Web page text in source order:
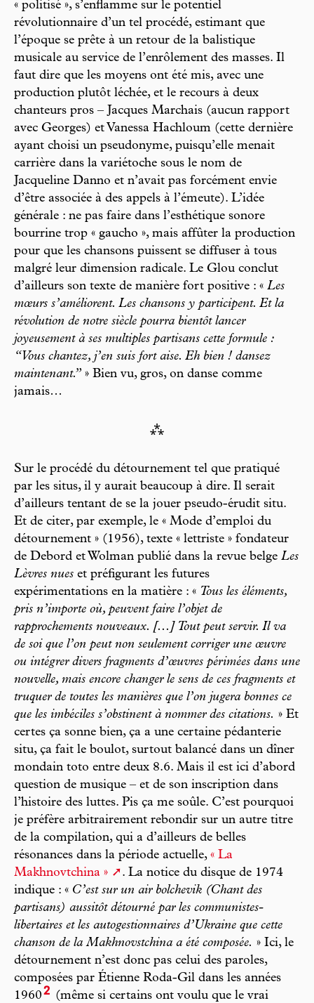
« politisé », s’enflamme sur le potentiel
révolutionnaire d’un tel procédé, estimant que
l’époque se prête à un retour de la balistique
musicale au service de l’enrôlement des masses. Il
faut dire que les moyens ont été mis, avec une
production plutôt léchée, et le recours à deux
chanteurs pros – Jacques Marchais (aucun rapport
avec Georges) et Vanessa Hachloum (cette dernière
ayant choisi un pseudonyme, puisqu’elle menait
carrière dans la variétoche sous le nom de
Jacqueline Danno et n’avait pas forcément envie
d’être associée à des appels à l’émeute). L’idée
générale : ne pas faire dans l’esthétique sonore
bourrine trop « gaucho », mais affûter la production
pour que les chansons puissent se diffuser à tous
malgré leur dimension radicale. Le Glou conclut
d’ailleurs son texte de manière fort positive : « Les
mœurs s’améliorent. Les chansons y participent. Et la
révolution de notre siècle pourra bientôt lancer
joyeusement à ses multiples partisans cette formule :
“Vous chantez, j’en suis fort aise. Eh bien ! dansez
maintenant.” » Bien vu, gros, on danse comme
jamais…
⁂
Sur le procédé du détournement tel que pratiqué
par les situs, il y aurait beaucoup à dire. Il serait
d’ailleurs tentant de se la jouer pseudo-érudit situ.
Et de citer, par exemple, le « Mode d’emploi du
détournement » (1956), texte « lettriste » fondateur
de Debord et Wolman publié dans la revue belge Les
Lèvres nues et préfigurant les futures
expérimentations en la matière : « Tous les éléments,
pris n’importe où, peuvent faire l’objet de
rapprochements nouveaux. [...] Tout peut servir. Il va
de soi que l’on peut non seulement corriger une œuvre
ou intégrer divers fragments d’œuvres périmées dans une
nouvelle, mais encore changer le sens de ces fragments et
truquer de toutes les manières que l’on jugera bonnes ce
que les imbéciles s’obstinent à nommer des citations. » Et
certes ça sonne bien, ça a une certaine pédanterie
situ, ça fait le boulot, surtout balancé dans un dîner
mondain toto entre deux 8.6. Mais il est ici d’abord
question de musique – et de son inscription dans
l’histoire des luttes. Pis ça me soûle. C’est pourquoi
je préfère arbitrairement rebondir sur un autre titre
de la compilation, qui a d’ailleurs de belles
résonances dans la période actuelle, « La
Makhnovtchina »
. La notice du disque de 1974
indique : « C’est sur un air bolchevik (Chant des
partisans) aussitôt détourné par les communistes-
libertaires et les autogestionnaires d’Ukraine que cette
chanson de la Makhnovstchina a été composée. » Ici, le
détournement n’est donc pas celui des paroles,
composées par Étienne Roda-Gil dans les années
19602 (même si certains ont voulu que le vrai